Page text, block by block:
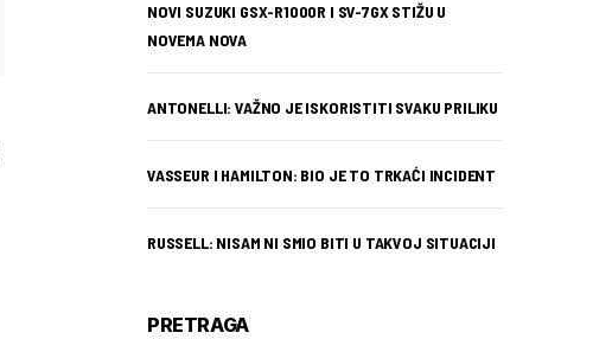
NOVI SUZUKI GSX-R1000R I SV-7GX STIŽU U
NOVEMA NOVA
ANTONELLI: VAŽNO JE ISKORISTITI SVAKU PRILIKU
VASSEUR I HAMILTON: BIO JE TO TRKAĆI INCIDENT
RUSSELL: NISAM NI SMIO BITI U TAKVOJ SITUACIJI
PRETRAGA